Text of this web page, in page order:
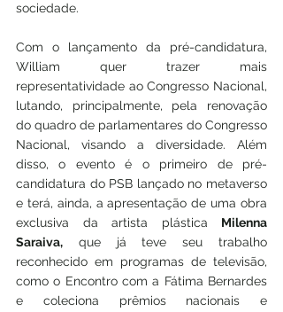
sociedade.
Com o lançamento da pré-candidatura,
William quer trazer mais
representatividade ao Congresso Nacional,
lutando, principalmente, pela renovação
do quadro de parlamentares do Congresso
Nacional, visando a diversidade. Além
disso, o evento é o primeiro de pré-
candidatura do PSB lançado no metaverso
e terá, ainda, a apresentação de uma obra
exclusiva da artista plástica Milenna
Saraiva, que já teve seu trabalho
reconhecido em programas de televisão,
como o Encontro com a Fátima Bernardes
e coleciona prêmios nacionais e